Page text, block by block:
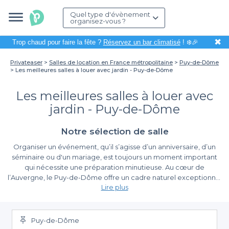
Quel type d'évènement
organisez-vous ?
Trop chaud pour faire la fête ? Réservez un bar climatisé! ❄️🎉 ✖
Privateaser Salles de location en France métropolitaine
Puy-de-Dôme
Les meilleures salles à louer avec jardin - Puy-de-Dôme
Les meilleures salles à louer avec
jardin - Puy-de-Dôme
Notre sélection de salle
Organiser un événement, qu’il s’agisse d’un anniversaire, d’un
séminaire ou d'un mariage, est toujours un moment important
qui nécessite une préparation minutieuse. Au cœur de
l’Auvergne, le Puy-de-Dôme offre un cadre naturel exceptionnel
pour accueillir vos manifestations. Avec ses paysages verdoyants
constituent un choix idéal pour profiter de la beauté du décor
tout en disposant d’un espace confortable pour vos invités.
L'attrait des salles avec jardin
Opter pour une salle avec jardin dans le Puy-de-Dôme, c'est
Lire plus
Puy-de-Dôme